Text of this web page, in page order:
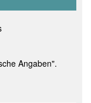
Angaben".